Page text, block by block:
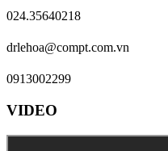
024.35640218
drlehoa@compt.com.vn
0913002299
VIDEO